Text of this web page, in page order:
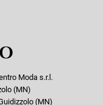
Moda s.r.l.
(MN)
(MN)